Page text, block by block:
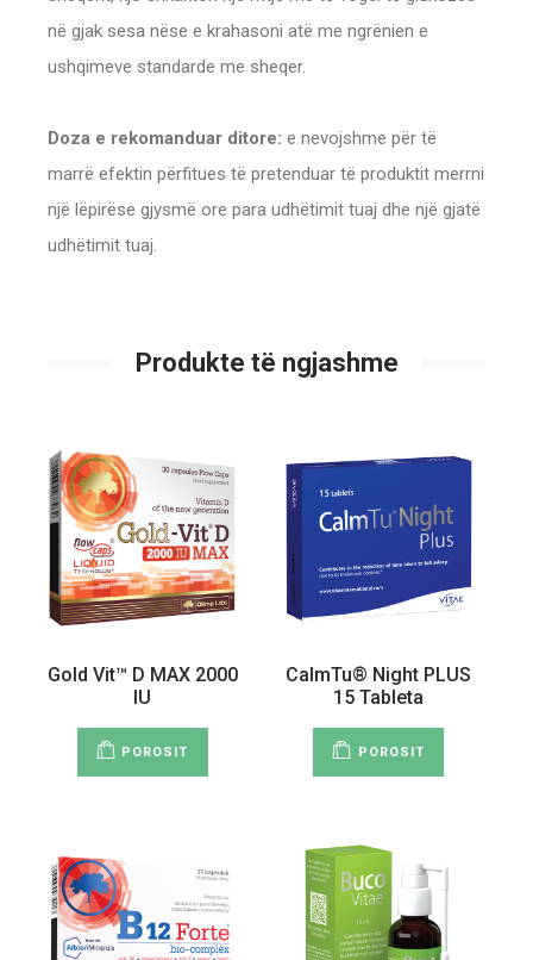
në gjak sesa nëse e krahasoni atë me ngrënien e
ushqimeve standarde me sheqer.
Doza e rekomanduar ditore: e nevojshme për të
marrë efektin përfitues të pretenduar të produktit merrni
një lëpirëse gjysmë ore para udhëtimit tuaj dhe një gjatë
udhëtimit tuaj.
Produkte të ngjashme
Gold Vit™ D MAX 2000
IU
POROSIT
CalmTu® Night PLUS
15 Tableta
POROSIT